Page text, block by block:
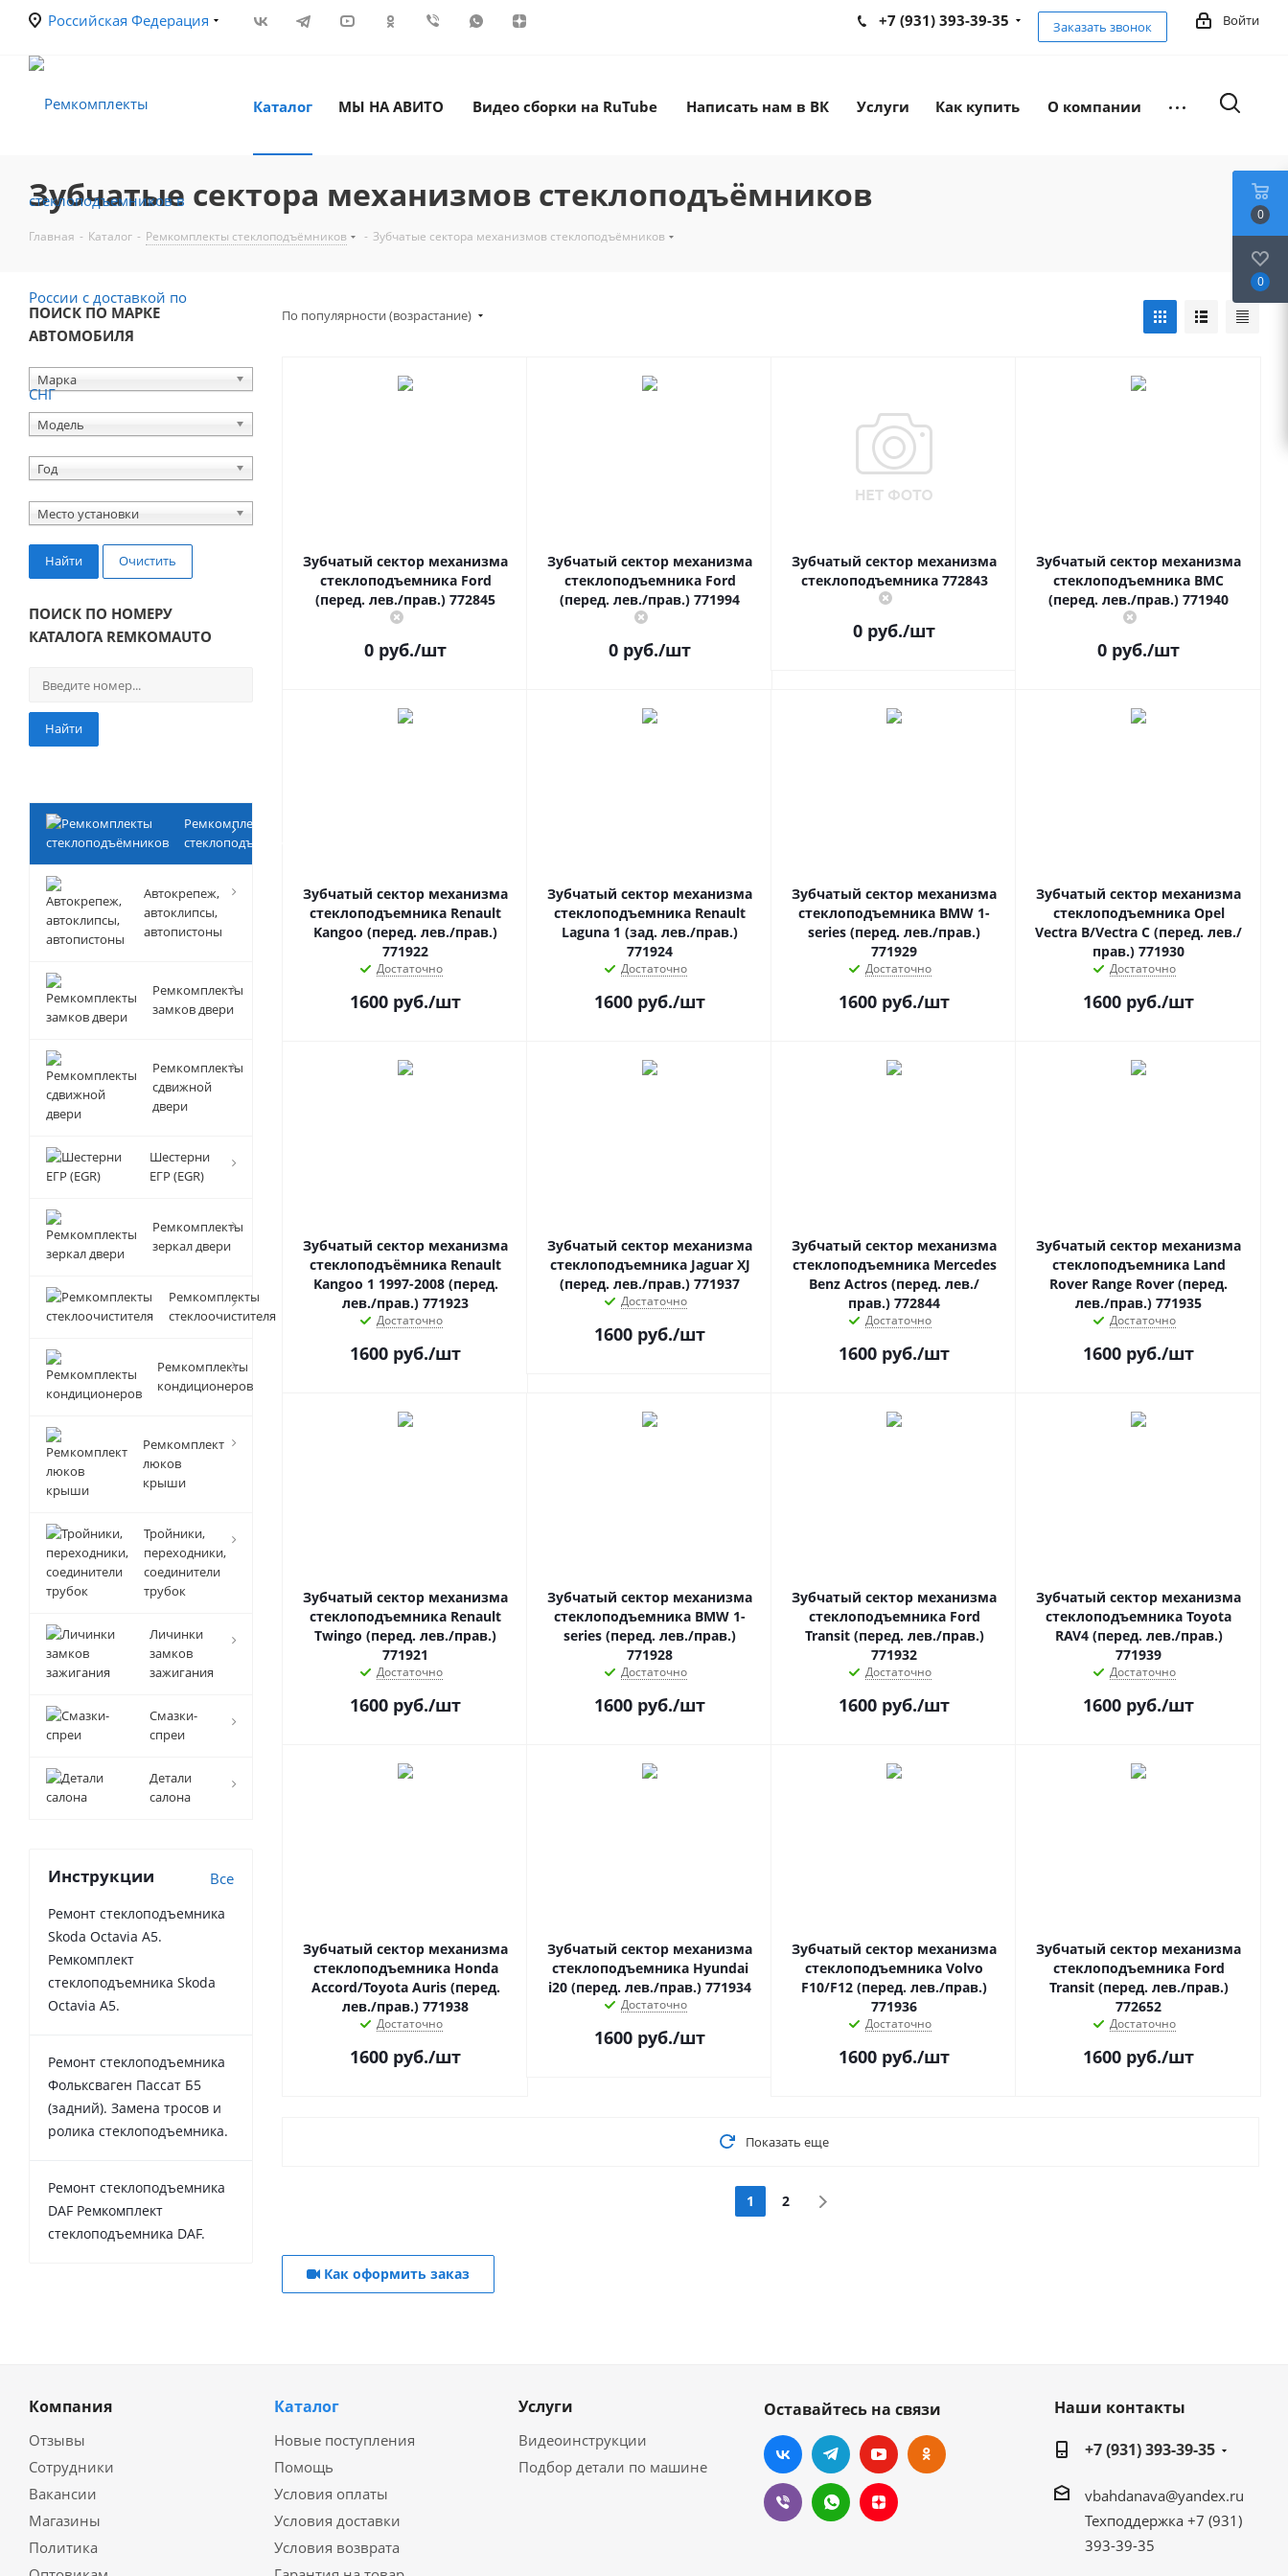
Российская Федерация Войти
+7 (931) 393-39-35 Заказать звонок
Каталог МЫ НА АВИТО Видео сборки на RuTube Написать нам в ВК Услуги Как купить О компании
Зубчатые сектора механизмов стеклоподъёмников
Главная - Каталог - Ремкомплекты стеклоподъёмников - Зубчатые сектора механизмов стеклоподъёмников
ПОИСК ПО МАРКЕ
АВТОМОБИЛЯ
Марка
Модель
Год
Место установки
Найти Очистить
ПОИСК ПО НОМЕРУ
КАТАЛОГА REMKOMAUTO
Найти
Ремкомплекты
стеклоподъёмников
Автокрепеж,
автоклипсы,
автопистоны
Ремкомплекты
замков двери
Ремкомплекты
сдвижной
двери
Шестерни
ЕГР (EGR)
Ремкомплекты
зеркал двери
Ремкомплекты
стеклоочистителя
Ремкомплекты
кондиционеров
Ремкомплект
люков
крыши
Тройники,
переходники,
соединители
трубок
Личинки
замков
зажигания
Смазки-
спреи
Детали
салона
Инструкции Все
Ремонт стеклоподъемника
Skoda Octavia A5.
Ремкомплект
стеклоподъемника Skoda
Octavia A5.
Ремонт стеклоподъемника
Фольксваген Пассат Б5
(задний). Замена тросов и
ролика стеклоподъемника.
Ремонт стеклоподъемника
DAF Ремкомплект
стеклоподъемника DAF.
По популярности (возрастание)
Зубчатый сектор механизма
стеклоподъемника Ford
(перед. лев./прав.) 772845
0 руб./шт
Зубчатый сектор механизма
стеклоподъемника Ford
(перед. лев./прав.) 771994
0 руб./шт
Зубчатый сектор механизма
стеклоподъемника 772843
0 руб./шт
Зубчатый сектор механизма
стеклоподъемника BMC
(перед. лев./прав.) 771940
0 руб./шт
Зубчатый сектор механизма
стеклоподъемника Renault
Kangoo (перед. лев./прав.)
771922
Достаточно
1600 руб./шт
Зубчатый сектор механизма
стеклоподъемника Renault
Laguna 1 (зад. лев./прав.)
771924
Достаточно
1600 руб./шт
Зубчатый сектор механизма
стеклоподъемника BMW 1-
series (перед. лев./прав.)
771929
Достаточно
1600 руб./шт
Зубчатый сектор механизма
стеклоподъемника Opel
Vectra B/Vectra C (перед. лев./
прав.) 771930
Достаточно
1600 руб./шт
Зубчатый сектор механизма
стеклоподъёмника Renault
Kangoo 1 1997-2008 (перед.
лев./прав.) 771923
Достаточно
1600 руб./шт
Зубчатый сектор механизма
стеклоподъемника Jaguar XJ
(перед. лев./прав.) 771937
Достаточно
1600 руб./шт
Зубчатый сектор механизма
стеклоподъемника Mercedes
Benz Actros (перед. лев./
прав.) 772844
Достаточно
1600 руб./шт
Зубчатый сектор механизма
стеклоподъемника Land
Rover Range Rover (перед.
лев./прав.) 771935
Достаточно
1600 руб./шт
Зубчатый сектор механизма
стеклоподъемника Renault
Twingo (перед. лев./прав.)
771921
Достаточно
1600 руб./шт
Зубчатый сектор механизма
стеклоподъемника BMW 1-
series (перед. лев./прав.)
771928
Достаточно
1600 руб./шт
Зубчатый сектор механизма
стеклоподъемника Ford
Transit (перед. лев./прав.)
771932
Достаточно
1600 руб./шт
Зубчатый сектор механизма
стеклоподъемника Toyota
RAV4 (перед. лев./прав.)
771939
Достаточно
1600 руб./шт
Зубчатый сектор механизма
стеклоподъемника Honda
Accord/Toyota Auris (перед.
лев./прав.) 771938
Достаточно
1600 руб./шт
Зубчатый сектор механизма
стеклоподъемника Hyundai
i20 (перед. лев./прав.) 771934
Достаточно
1600 руб./шт
Зубчатый сектор механизма
стеклоподъемника Volvo
F10/F12 (перед. лев./прав.)
771936
Достаточно
1600 руб./шт
Зубчатый сектор механизма
стеклоподъемника Ford
Transit (перед. лев./прав.)
772652
Достаточно
1600 руб./шт
Показать еще
1 2
Как оформить заказ
Компания
Отзывы
Сотрудники
Вакансии
Магазины
Политика
Каталог
Новые поступления
Помощь
Условия оплаты
Условия доставки
Условия возврата
Услуги
Видеоинструкции
Подбор детали по машине
Оставайтесь на связи
Наши контакты
+7 (931) 393-39-35
vbahdanava@yandex.ru
Техподдержка +7 (931)
393-39-35
0
0